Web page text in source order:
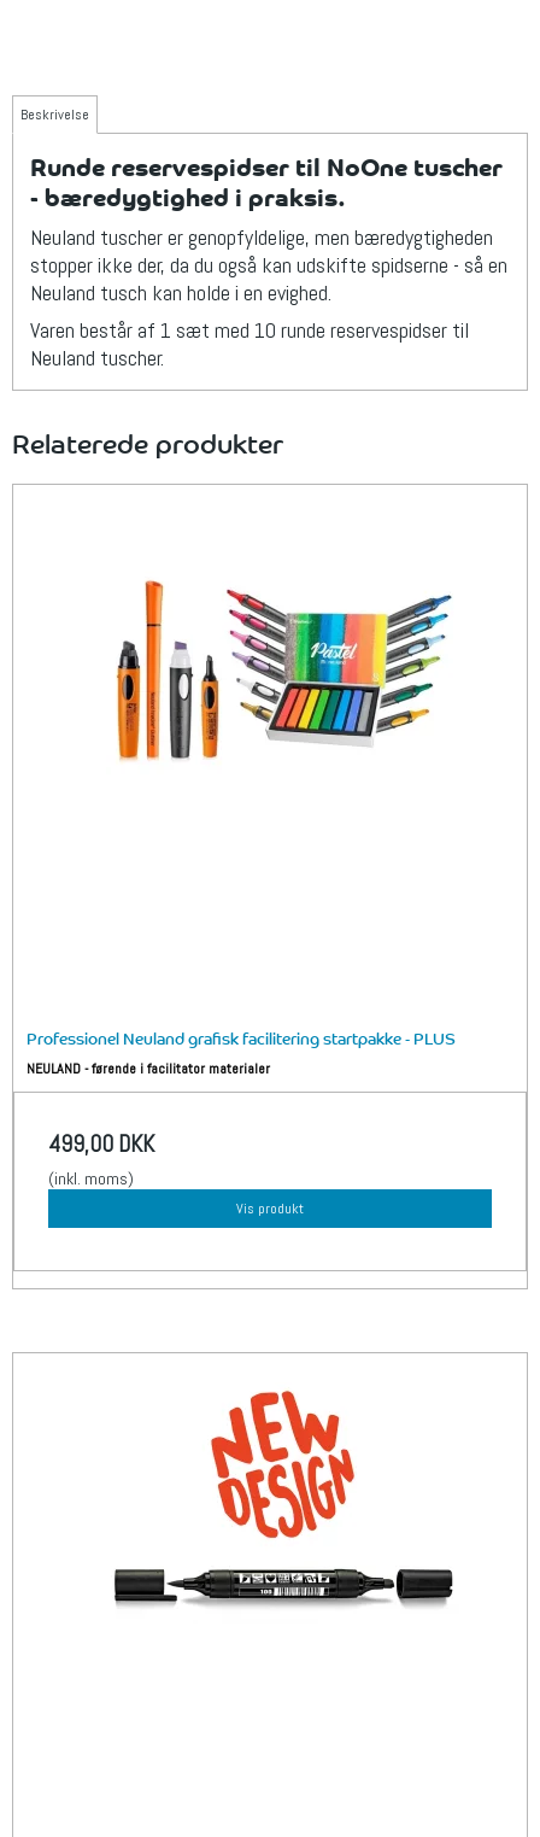
Beskrivelse
Runde reservespidser til NoOne tuscher
- bæredygtighed i praksis.
Neuland tuscher er genopfyldelige, men bæredygtigheden
stopper ikke der, da du også kan udskifte spidserne - så en
Neuland tusch kan holde i en evighed.
Varen består af 1 sæt med 10 runde reservespidser til
Neuland tuscher.
Relaterede produkter
Professionel Neuland grafisk facilitering startpakke - PLUS
NEULAND - førende i facilitator materialer
499,00 DKK
(inkl. moms)
Vis produkt